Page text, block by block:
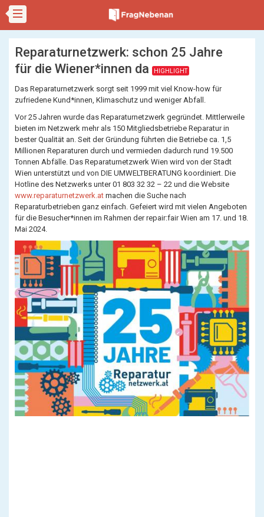
Reparaturnetzwerk: schon 25 Jahre
für die Wiener*innen da
HIGHLIGHT
Das Reparaturnetzwerk sorgt seit 1999 mit viel Know-how für
zufriedene Kund*innen, Klimaschutz und weniger Abfall.
Vor 25 Jahren wurde das Reparaturnetzwerk gegründet. Mittlerweile
bieten im Netzwerk mehr als 150 Mitgliedsbetriebe Reparatur in
bester Qualität an. Seit der Gründung führten die Betriebe ca. 1,5
Millionen Reparaturen durch und vermieden dadurch rund 19.500
Tonnen Abfälle. Das Reparaturnetzwerk Wien wird von der Stadt
Wien unterstützt und von DIE UMWELTBERATUNG koordiniert. Die
Hotline des Netzwerks unter 01 803 32 32 – 22 und die Website
www.reparaturnetzwerk.at machen die Suche nach
Reparaturbetrieben ganz einfach. Gefeiert wird mit vielen Angeboten
für die Besucher*innen im Rahmen der repair:fair Wien am 17. und 18.
Mai 2024.